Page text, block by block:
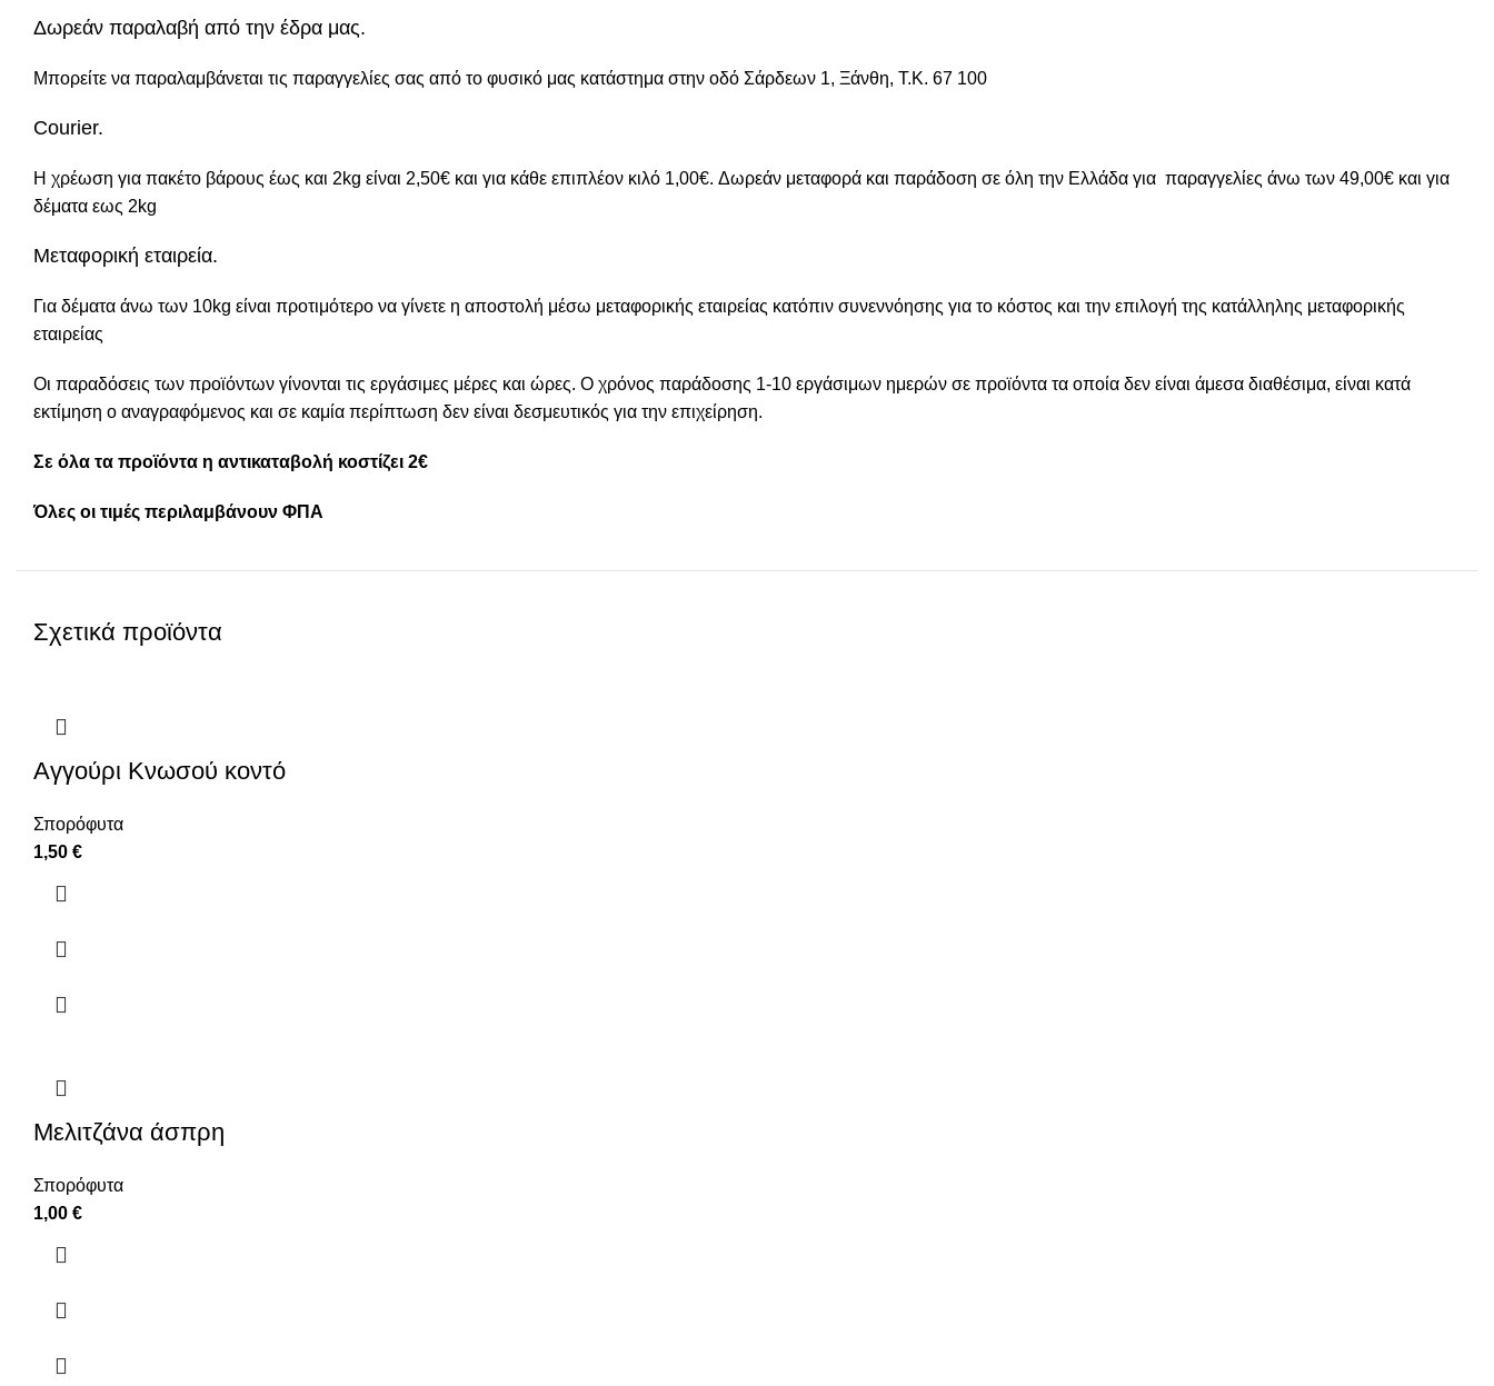
Δωρεάν παραλαβή από την έδρα μας.
Μπορείτε να παραλαμβάνεται τις παραγγελίες σας από το φυσικό μας κατάστημα στην οδό Σάρδεων 1, Ξάνθη, Τ.Κ. 67 100
Courier.
Η χρέωση για πακέτο βάρους έως και 2kg είναι 2,50€ και για κάθε επιπλέον κιλό 1,00€. Δωρεάν μεταφορά και παράδοση σε όλη την Ελλάδα για παραγγελίες άνω των 49,00€ και για
δέματα εως 2kg
Μεταφορική εταιρεία.
Για δέματα άνω των 10kg είναι προτιμότερο να γίνετε η αποστολή μέσω μεταφορικής εταιρείας κατόπιν συνεννόησης για το κόστος και την επιλογή της κατάλληλης μεταφορικής
εταιρείας
Οι παραδόσεις των προϊόντων γίνονται τις εργάσιμες μέρες και ώρες. Ο χρόνος παράδοσης 1-10 εργάσιμων ημερών σε προϊόντα τα οποία δεν είναι άμεσα διαθέσιμα, είναι κατά
εκτίμηση ο αναγραφόμενος και σε καμία περίπτωση δεν είναι δεσμευτικός για την επιχείρηση.
Σε όλα τα προϊόντα η αντικαταβολή κοστίζει 2€
Όλες οι τιμές περιλαμβάνουν ΦΠΑ
Σχετικά προϊόντα
Αγγούρι Κνωσού κοντό
Σπορόφυτα
1,50 €
Μελιτζάνα άσπρη
Σπορόφυτα
1,00 €